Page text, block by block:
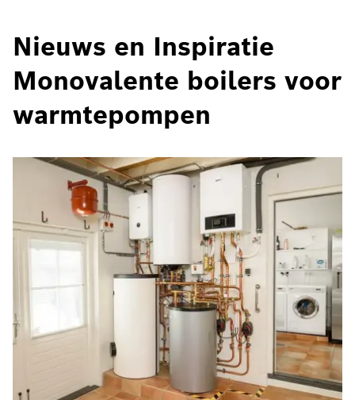
Nieuws en Inspiratie
Monovalente boilers voor
warmtepompen